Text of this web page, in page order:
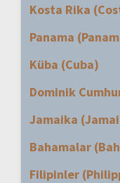
Kosta Rika
Panama
Küba (Cuba)
Dominik
Jamaika
Bahamalar
Filipinler